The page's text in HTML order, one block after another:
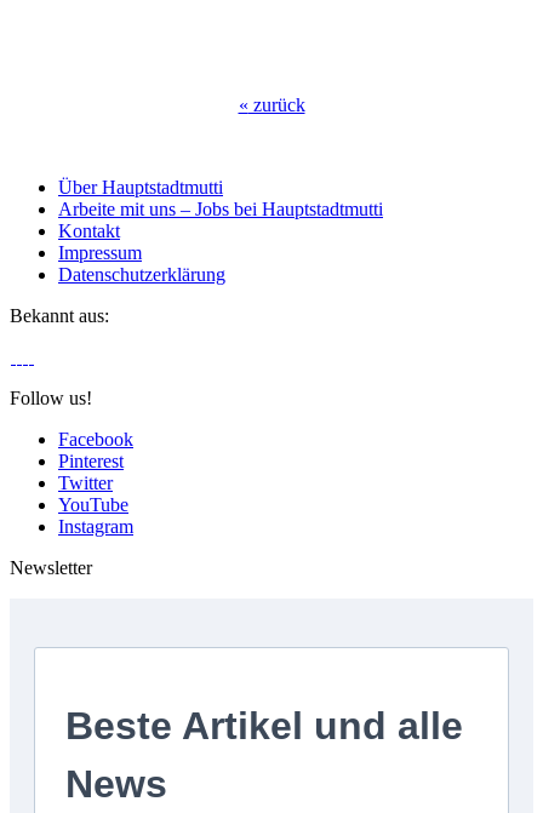
« zurück
Über Hauptstadtmutti
Arbeite mit uns – Jobs bei Hauptstadtmutti
Kontakt
Impressum
Datenschutzerklärung
Bekannt aus:
Follow us!
Facebook
Pinterest
Twitter
YouTube
Instagram
Newsletter